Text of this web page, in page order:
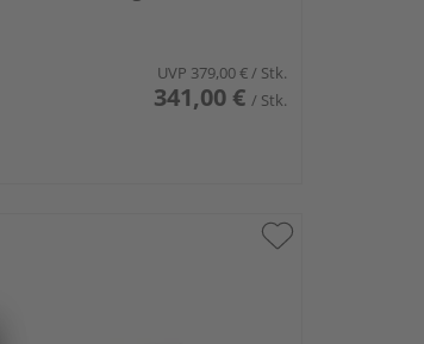
UVP 379,00 €/ Stk.
341,00 € / Stk.